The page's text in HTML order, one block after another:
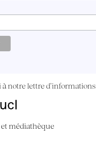
à notre lettre d'informations
médiathèque